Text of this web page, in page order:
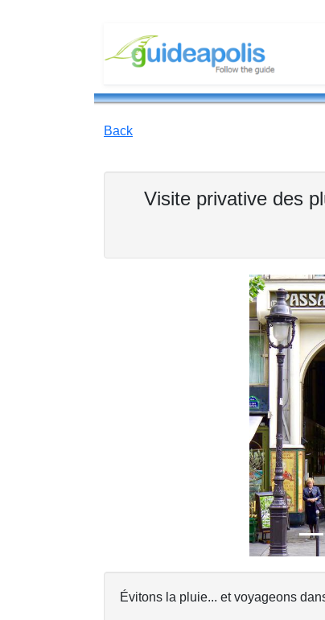
Back
Visite privative des
Évitons la pluie... et voyageons